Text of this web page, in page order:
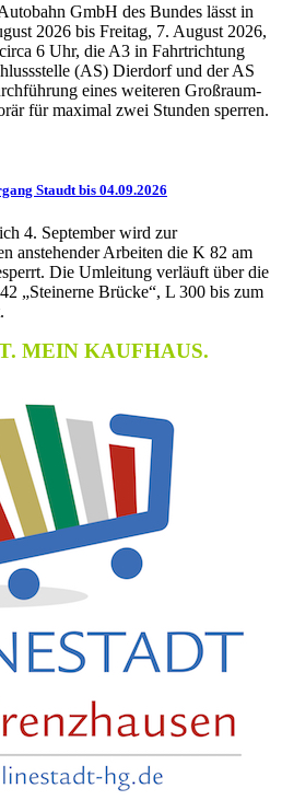
GmbH des Bundes lässt in
2026 bis Freitag, 7. August 2026,
6 Uhr, die A3 in Fahrtrichtung
(AS) Dierdorf und der AS
eines weiteren Großraum-
für maximal zwei Stunden sperren.
Staudt bis 04.09.2026
4. September wird zur
anstehender Arbeiten die K 82 am
Die Umleitung verläuft über die
„Steinerne Brücke“, L 300 bis zum
MEIN KAUFHAUS.